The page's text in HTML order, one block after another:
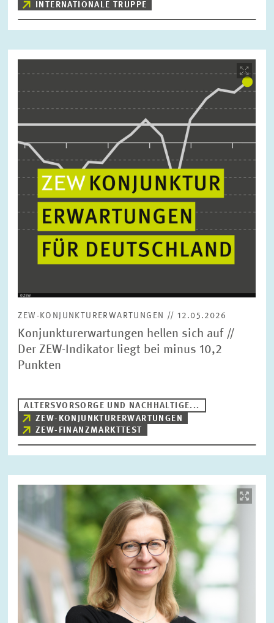
INTERNATIONALE TRUPPE
öffnet
Ansicht
ZEW-KONJUNKTURERWARTUNGEN // 12.05.2026
Konjunkturerwartungen hellen sich auf //
Der ZEW-Indikator liegt bei minus 10,2
Punkten
ALTERSVORSORGE UND NACHHALTIGE...
ZEW-KONJUNKTURERWARTUNGEN
ZEW-FINANZMARKTTEST
vergrößerter
Ansicht